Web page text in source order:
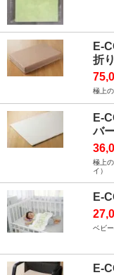
E-
折り
極上
E-
バ
極上
イ）
E-
ベビ
E-